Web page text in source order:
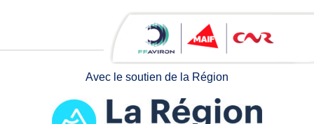
Avec le soutien de la Région